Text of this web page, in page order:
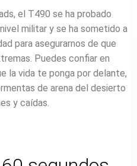
el T490 se ha probado
militar y se ha sometido a
para asegurarnos de que
Puedes confiar en
la vida te ponga por delante,
de arena del desierto
y caídas.